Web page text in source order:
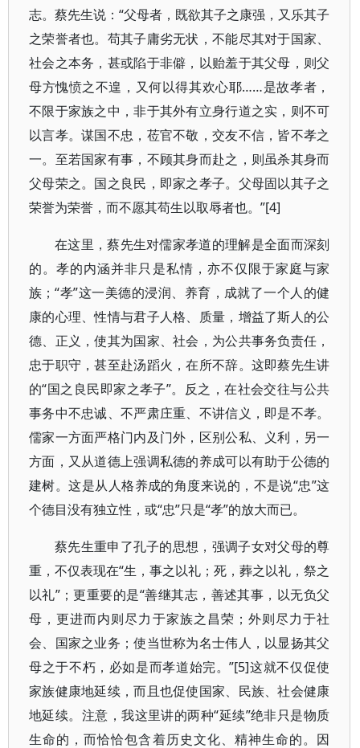
志。蔡先生说：“父母者，既欲其子之康强，又乐其子
之荣誉者也。苟其子庸劣无状，不能尽其对于国家、
社会之本务，甚或陷于非僻，以贻羞于其父母，则父
母方愧愤之不遑，又何以得其欢心耶……是故孝者，
不限于家族之中，非于其外有立身行道之实，则不可
以言孝。谋国不忠，莅官不敬，交友不信，皆不孝之
一。至若国家有事，不顾其身而赴之，则虽杀其身而
父母荣之。国之良民，即家之孝子。父母固以其子之
荣誉为荣誉，而不愿其苟生以取辱者也。”[4]
在这里，蔡先生对儒家孝道的理解是全面而深刻
的。孝的内涵并非只是私情，亦不仅限于家庭与家
族；“孝”这一美德的浸润、养育，成就了一个人的健
康的心理、性情与君子人格、质量，增益了斯人的公
德、正义，使其为国家、社会，为公共事务负责任，
忠于职守，甚至赴汤蹈火，在所不辞。这即蔡先生讲
的“国之良民即家之孝子”。反之，在社会交往与公共
事务中不忠诚、不严肃庄重、不讲信义，即是不孝。
儒家一方面严格门内及门外，区别公私、义利，另一
方面，又从道德上强调私德的养成可以有助于公德的
建树。这是从人格养成的角度来说的，不是说“忠”这
个德目没有独立性，或“忠”只是“孝”的放大而已。
蔡先生重申了孔子的思想，强调子女对父母的尊
重，不仅表现在“生，事之以礼；死，葬之以礼，祭之
以礼”；更重要的是“善继其志，善述其事，以无负父
母，更进而内则尽力于家族之昌荣；外则尽力于社
会、国家之业务；使当世称为名士伟人，以显扬其父
母之于不朽，必如是而孝道始完。”[5]这就不仅促使
家族健康地延续，而且也促使国家、民族、社会健康
地延续。注意，我这里讲的两种“延续”绝非只是物质
生命的，而恰恰包含着历史文化、精神生命的。因